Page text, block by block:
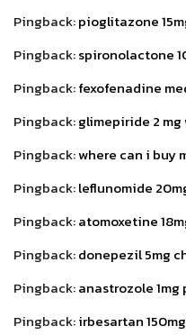
Pingback:pioglitazone
Pingback:spironolactone
Pingback:fexofenadine
Pingback:glimepiride 2
Pingback:where can i buy
Pingback:leflunomide
Pingback:atomoxetine
Pingback:donepezil 5mg
Pingback:anastrozole 1mg
Pingback:irbesartan